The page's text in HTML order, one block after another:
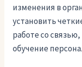
изменения в
установить
работе со
обучение